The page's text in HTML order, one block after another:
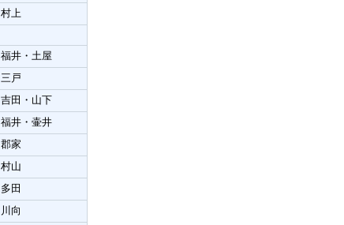
村上
福井・土屋
三戸
吉田・山下
福井・壷井
郡家
村山
多田
川向